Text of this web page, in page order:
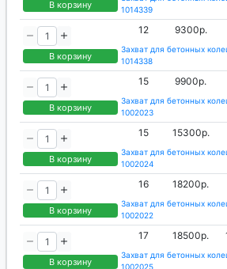
В корзину
1014339
В корзину
12 9300р.
Захват для бетонных
1014338
В корзину
15 9900р.
Захват для бетонных
1002023
В корзину
15 15300р.
Захват для бетонных
1002024
В корзину
16 18200р.
Захват для бетонных
1002022
В корзину
17 18500р.
Захват для бетонных
1002025